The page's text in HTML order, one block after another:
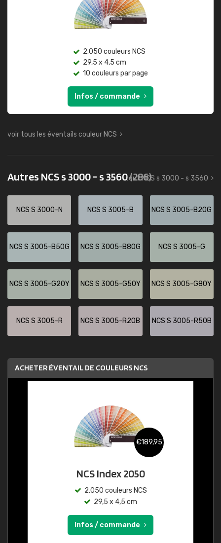
2.050 couleurs NCS
29,5 x 4,5 cm
10 couleurs par page
Infos / commande
voir tous les éventails couleur NCS
Autres NCS s 3000 - s 3560(286)
tout NCS s 3000 - s 3560
NCS S 3000-N NCS S 3005-B NCS S 3005-B20G
NCS S 3005-B50G NCS S 3005-B80G NCS S 3005-G
NCS S 3005-G20Y NCS S 3005-G50Y NCS S 3005-G80Y
NCS S 3005-R NCS S 3005-R20B NCS S 3005-R50B
ACHETER ÉVENTAIL DE COULEURS NCS
€189,95
NCS Index 2050
2.050 couleurs NCS
29,5 x 4,5 cm
Infos / commande